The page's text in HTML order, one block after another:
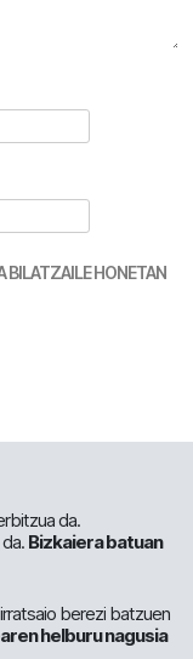
BILATZAILE HONETAN
da.
Bizkaiera batuan
berezi batzuen
helburu nagusia